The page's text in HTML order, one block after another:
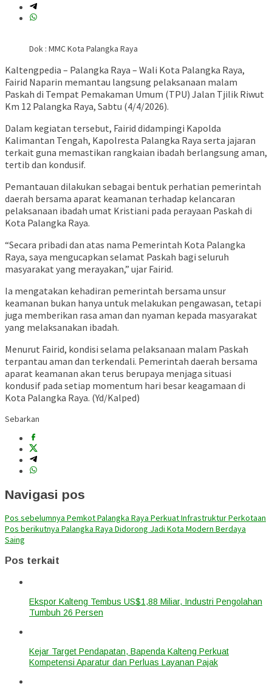
Dok : MMC Kota Palangka Raya
Kaltengpedia – Palangka Raya – Wali Kota Palangka Raya,
Fairid Naparin memantau langsung pelaksanaan malam
Paskah di Tempat Pemakaman Umum (TPU) Jalan Tjilik Riwut
Km 12 Palangka Raya, Sabtu (4/4/2026).
Dalam kegiatan tersebut, Fairid didampingi Kapolda
Kalimantan Tengah, Kapolresta Palangka Raya serta jajaran
terkait guna memastikan rangkaian ibadah berlangsung aman,
tertib dan kondusif.
Pemantauan dilakukan sebagai bentuk perhatian pemerintah
daerah bersama aparat keamanan terhadap kelancaran
pelaksanaan ibadah umat Kristiani pada perayaan Paskah di
Kota Palangka Raya.
“Secara pribadi dan atas nama Pemerintah Kota Palangka
Raya, saya mengucapkan selamat Paskah bagi seluruh
masyarakat yang merayakan,” ujar Fairid.
Ia mengatakan kehadiran pemerintah bersama unsur
keamanan bukan hanya untuk melakukan pengawasan, tetapi
juga memberikan rasa aman dan nyaman kepada masyarakat
yang melaksanakan ibadah.
Menurut Fairid, kondisi selama pelaksanaan malam Paskah
terpantau aman dan terkendali. Pemerintah daerah bersama
aparat keamanan akan terus berupaya menjaga situasi
kondusif pada setiap momentum hari besar keagamaan di
Kota Palangka Raya. (Yd/Kalped)
Sebarkan
Navigasi pos
Pos sebelumnya Pemkot Palangka Raya Perkuat Infrastruktur Perkotaan
Pos berikutnya Palangka Raya Didorong Jadi Kota Modern Berdaya
Saing
Pos terkait
Ekspor Kalteng Tembus US$1,88 Miliar, Industri Pengolahan
Tumbuh 26 Persen
Kejar Target Pendapatan, Bapenda Kalteng Perkuat
Kompetensi Aparatur dan Perluas Layanan Pajak